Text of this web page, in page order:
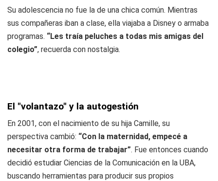
Su adolescencia no fue la de una chica común. Mientras
sus compañeras iban a clase, ella viajaba a Disney o armaba
programas. “Les traía peluches a todas mis amigas del
colegio”, recuerda con nostalgia.
El "volantazo" y la autogestión
En 2001, con el nacimiento de su hija Camille, su
perspectiva cambió: “Con la maternidad, empecé a
necesitar otra forma de trabajar”. Fue entonces cuando
decidió estudiar Ciencias de la Comunicación en la UBA,
buscando herramientas para producir sus propios